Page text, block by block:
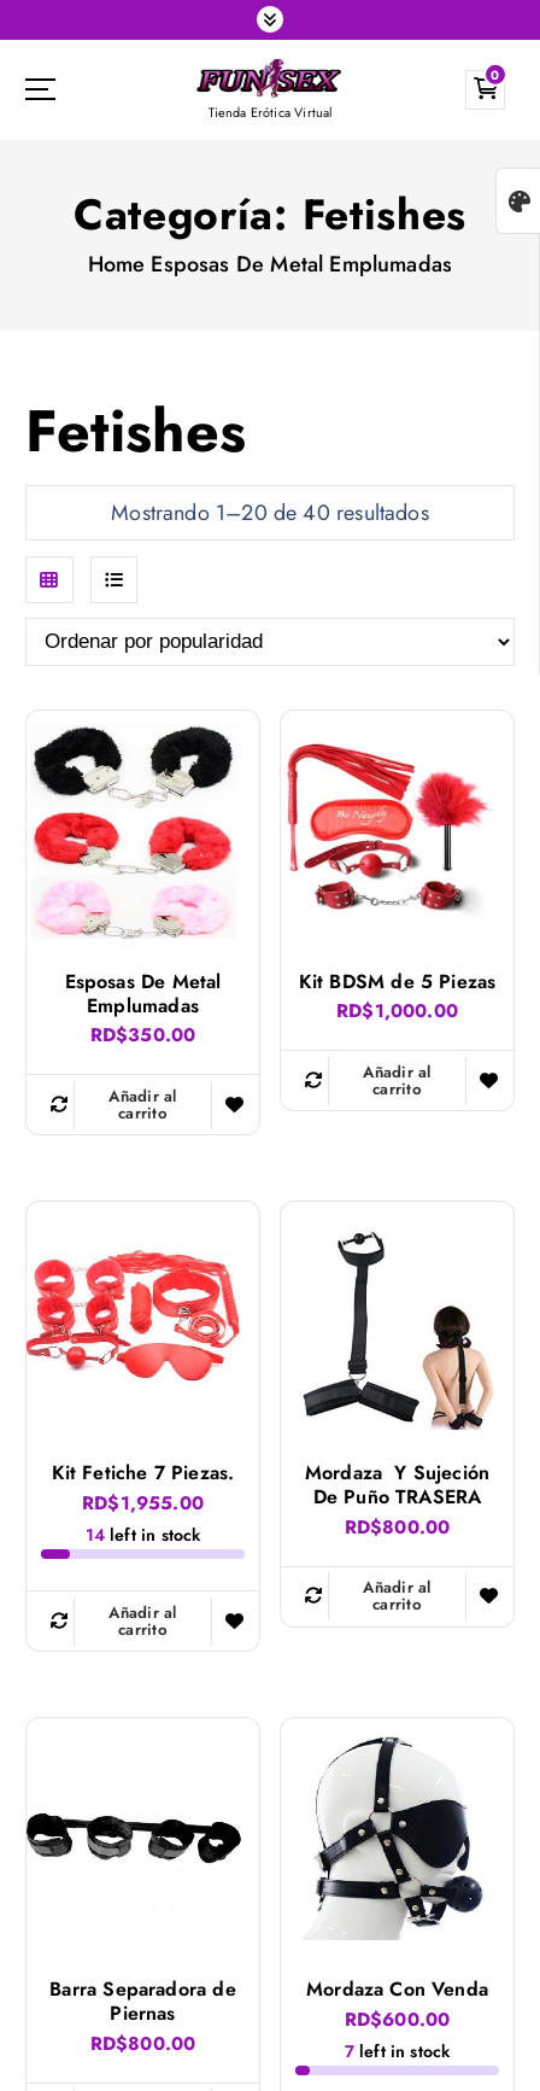
Tienda Erótica Virtual
0
Categoría: Fetishes
Home Esposas De Metal Emplumadas
Fetishes
Mostrando 1–20 de 40 resultadosO
r
e
o
p
o
r
p
p
u
l
d
G
r
i
d
v
i
e
w
L
i
s
t
v
e
Esposas De Metal
Emplumadas
RD$350.00
Añadir al
carrito
Kit BDSM de 5 Piezas
RD$1,000.00
Añadir al
carrito
Kit Fetiche 7 Piezas.
RD$1,955.00
14left in stock
Añadir al
carrito
Mordaza Y Sujeción
De Puño TRASERA
RD$800.00
Añadir al
carrito
Barra Separadora de
Piernas
RD$800.00
Mordaza Con Venda
RD$600.00
7left in stock